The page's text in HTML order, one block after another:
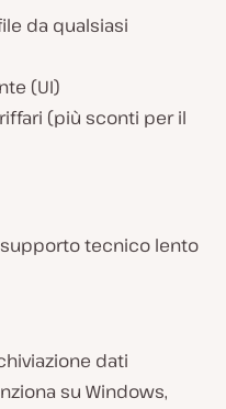
da qualsiasi
(UI)
(più sconti per il
tecnico lento
dati
su Windows,